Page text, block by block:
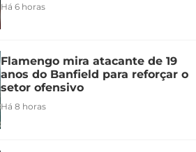
Há 6 horas
Flamengo mira atacante de 19
anos do Banfield para reforçar o
setor ofensivo
Há 8 horas